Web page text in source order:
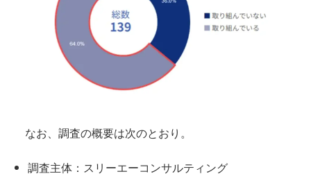
なお、調査の概要は次のとおり。
調査主体：スリーエーコンサルティング